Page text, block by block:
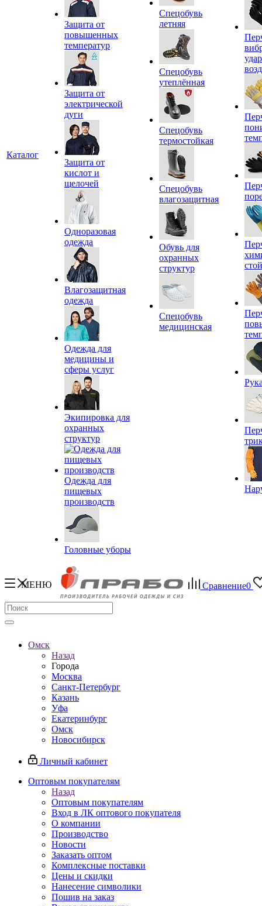
Каталог
Защита от
повышенных
температур
Защита от
электрической
дуги
Защита от
кислот и
щелочей
Одноразовая
одежда
Влагозащитная
одежда
Одежда для
медицины и
сферы услуг
Экипировка для
охранных
структур
Одежда для
пищевых
производств
Головные уборы
Спецобувь
летняя
Спецобувь
утеплённая
Спецобувь
термостойкая
Спецобувь
влагозащитная
Обувь для
охранных
структур
Спецобувь
медицинская
МЕНЮ Сравнение0
Омск
Назад
Города
Москва
Санкт-Петербург
Казань
Уфа
Екатеринбург
Омск
Новосибирск
Личный кабинет
Оптовым покупателям
Назад
Оптовым покупателям
Вход в ЛК оптового покупателя
О компании
Производство
Новости
Заказать оптом
Комплексные поставки
Цены и скидки
Нанесение символики
Пошив на заказ